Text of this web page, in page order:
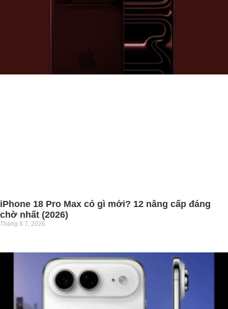
iPhone 18 Pro Max có gì mới? 12 nâng cấp đáng
chờ nhất (2026)
Tháng 8 7, 2026